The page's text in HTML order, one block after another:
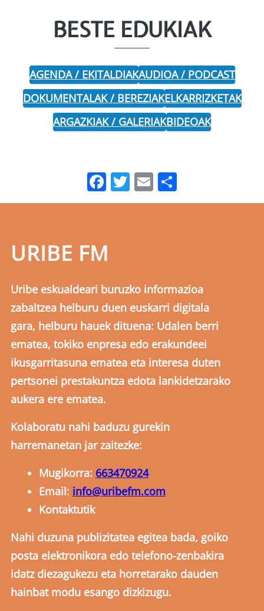
BESTE EDUKIAK
AGENDA / EKITALDIAKAUDIOA / PODCAST
DOKUMENTALAK / BEREZIAKELKARRIZKETAK
ARGAZKIAK / GALERIAKBIDEOAK
Facebook
Twitter
Email
URIBE FM
Uribe eskualdeari buruzko informazioa
zabaltzea helburu duen euskarri digitala
gara, helburu hauek dituena: Udalen berri
ematea, tokiko enpresa edo erakundeei
ikusgarritasuna ematea eta interesa duten
pertsonei prestakuntza edota lankidetzarako
aukera ere ematea.
Kolaboratu nahi baduzu gurekin
harremanetan jar zaitezke:
Mugikorra: 663470924
Email: info@uribefm.com
Kontaktutik
Nahi duzuna publizitatea egitea bada, goiko
posta elektronikora edo telefono-zenbakira
idatz diezagukezu eta horretarako dauden
hainbat modu esango dizkizugu.